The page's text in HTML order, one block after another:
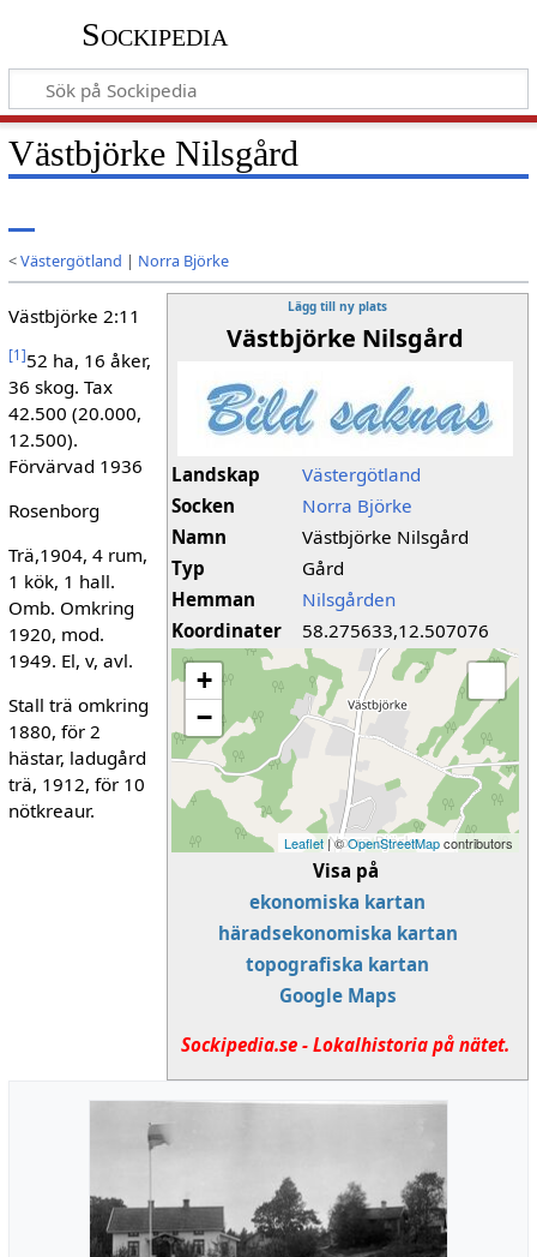
Sockipedia
Västbjörke Nilsgård
<Västergötland | Norra Björke
Lägg till ny plats
Västbjörke Nilsgård
Landskap
Västergötland
Socken
Norra Björke
Namn
Västbjörke Nilsgård
Typ
Gård
Hemman
Nilsgården
Koordinater
58.275633,12.507076
+
−
Leaflet | ©OpenStreetMapcontributors
Visa på
ekonomiska kartan
häradsekonomiska kartan
topografiska kartan
Google Maps
Sockipedia.se - Lokalhistoria på nätet.
Västbjörke 2:11
[1 ]52 ha, 16 åker,
36 skog. Tax
42.500 (20.000,
12.500).
Förvärvad 1936
Rosenborg
Trä,1904, 4 rum,
1 kök, 1 hall.
Omb. Omkring
1920, mod.
1949. El, v, avl.
Stall trä omkring
1880, för 2
hästar, ladugård
trä, 1912, för 10
nötkreaur.